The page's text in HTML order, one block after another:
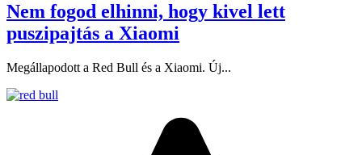
Nem fogod elhinni, hogy kivel lett
puszipajtás a Xiaomi
Megállapodott a Red Bull és a Xiaomi. Új...